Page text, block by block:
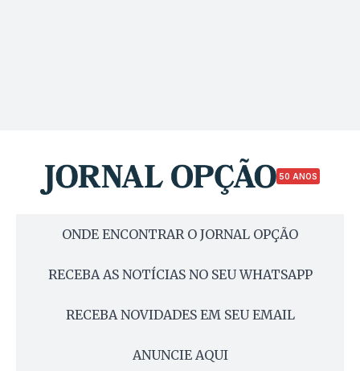
50 ANOS
ONDE ENCONTRAR O JORNAL OPÇÃO
RECEBA AS NOTÍCIAS NO SEU WHATSAPP
RECEBA NOVIDADES EM SEU EMAIL
ANUNCIE AQUI